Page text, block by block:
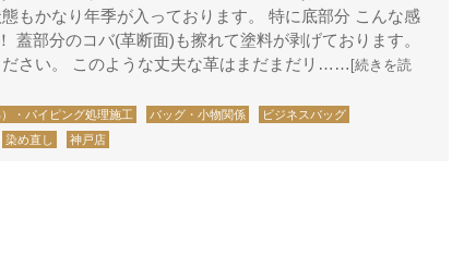
もかなり年季が入っております。 特に底部分 こんな感
蓋部分のコバ(革断面)も擦れて塗料が剥げております。
ださい。 このような丈夫な革はまだまだリ…… [続きを読
・パイピング処理施工 バッグ・小物関係
ビジネスバッグ
染め直し 神戸店